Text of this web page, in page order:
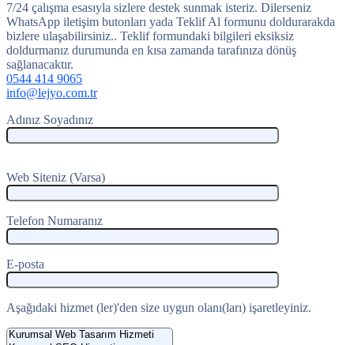
7/24 çalışma esasıyla sizlere destek sunmak isteriz. Dilerseniz
WhatsApp iletişim butonları yada Teklif Al formunu doldurarakda
bizlere ulaşabilirsiniz.. Teklif formundaki bilgileri eksiksiz
doldurmanız durumunda en kısa zamanda tarafınıza dönüş
sağlanacaktır.
0544 414 9065
info@lejyo.com.tr
Adınız Soyadınız
Web Siteniz (Varsa)
Telefon Numaranız
E-posta
Aşağıdaki hizmet (ler)'den size uygun olanı(ları) işaretleyiniz.